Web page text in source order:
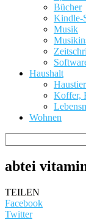
Bücher
Kindle-
Musik
Haushalt
Haustier
Koffer,
Wohnen
abtei
TEILEN
Facebook
Twitter